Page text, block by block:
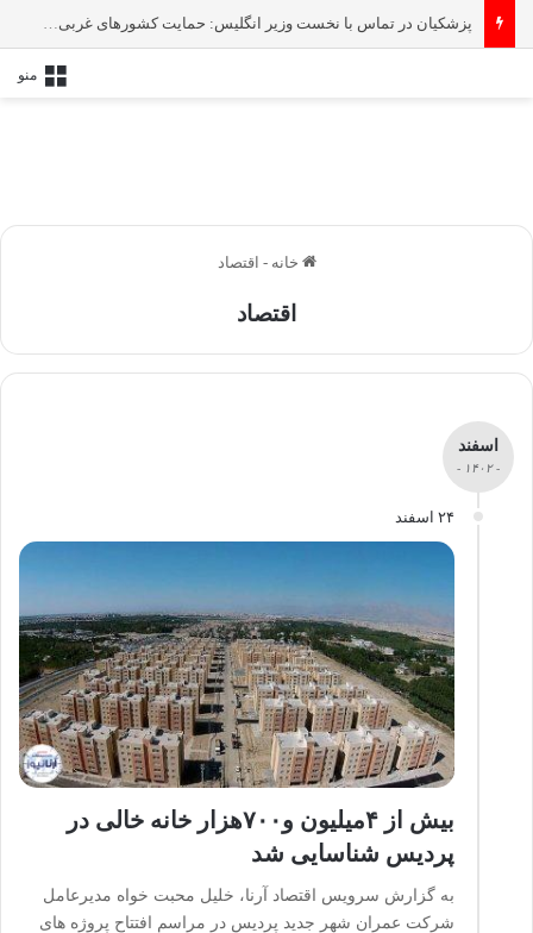
پزشکیان در تماس با نخست‌ وزیر انگلیس: حمایت کشور‌های غربی از رژیم صهیونیستی امنیت منطقه و جهان را به خطر انداخته است
منو
خانه - اقتصاد
اقتصاد
اسفند
- ۱۴۰۲ -
۲۴ اسفند
بیش از ۴میلیون و۷۰۰هزار خانه خالی در
پردیس شناسایی شد
به گزارش سرویس اقتصاد آرنا، خلیل محبت خواه مدیرعامل
شرکت عمران شهر جدید پردیس در مراسم افتتاح پروژه های